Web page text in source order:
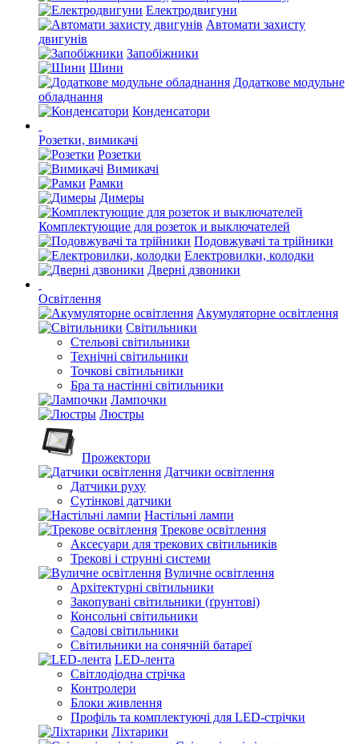
Електродвигуни
Автомати захисту
двигунів
Запобіжники
Шини
Додаткове модульне
обладнання
Конденсатори
Розетки, вимикачі
Розетки
Вимикачі
Рамки
Димеры
Комплектующие для розеток и выключателей
Подовжувачі та трійники
Електровилки, колодки
Дверні дзвоники
Освітлення
Акумуляторне освітлення
Світильники
Стельові світильники
Технічні світильники
Точкові світильники
Бра та настінні світильники
Лампочки
Люстры
Прожектори
Датчики освітлення
Датчики руху
Сутінкові датчики
Настільні лампи
Трекове освітлення
Аксесуари для трекових світильників
Трекові і струнні системи
Вуличне освітлення
Архітектурні світильники
Закопувані світильники (ґрунтові)
Консольні світильники
Садові світильники
Світильники на сонячній батареї
LED-лента
Світлодіодна стрічка
Контролери
Блоки живлення
Профіль та комплектуючі для LED-стрічки
Ліхтарики